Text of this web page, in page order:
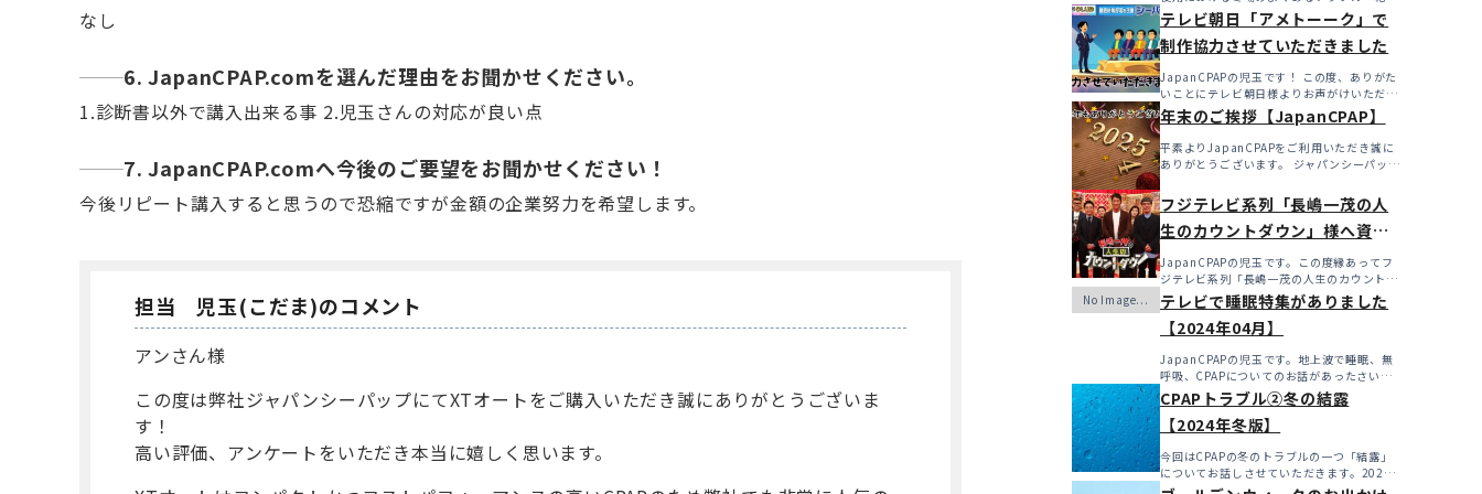
なし
6. JapanCPAP.comを選んだ理由をお聞かせください。
1.診断書以外で講入出来る事 2.児玉さんの対応が良い点
7. JapanCPAP.comへ今後のご要望をお聞かせください！
今後リピート講入すると思うので恐縮ですが金額の企業努力を希望します。
担当 児玉(こだま)のコメント
アンさん様
この度は弊社ジャパンシーパップにてXTオートをご購入いただき誠にありがとうございま
す！
高い評価、アンケートをいただき本当に嬉しく思います。
燥・寒さ・結...
テレビ朝日「アメトーーク」で
制作協力させていただきました
JapanCPAPの児玉です！ この度、ありがた
いことにテレビ朝日様よりお声がけいただき
アメト...
年末のご挨拶【JapanCPAP】
平素よりJapanCPAPをご利用いただき誠に
ありがとうございます。 ジャパンシーパップ
フジテレビ系列「長嶋一茂の人
生のカウントダウン」様へ資料
を提供させていただきました！
JapanCPAPの児玉です。この度縁あってフ
ジテレビ系列「長嶋一茂の人生のカウントダ
ウン」様へ資料...
テレビで睡眠特集がありました
【2024年04月】
JapanCPAPの児玉です。地上波で睡眠、無
呼吸、CPAPについてのお話があったさいに
こちらで更新...
CPAPトラブル②冬の結露
【2024年冬版】
今回はCPAPの冬のトラブルの一つ「結露」
についてお話しさせていただきます。2024
年も始まったばか...